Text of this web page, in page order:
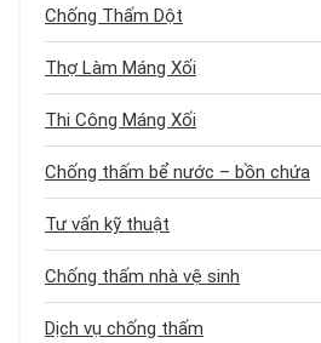
Chống Thấm Dột
Thợ Làm Máng Xối
Thi Công Máng Xối
Chống thấm bể nước – bồn chứa
Tư vấn kỹ thuật
Chống thấm nhà vệ sinh
Dịch vụ chống thấm